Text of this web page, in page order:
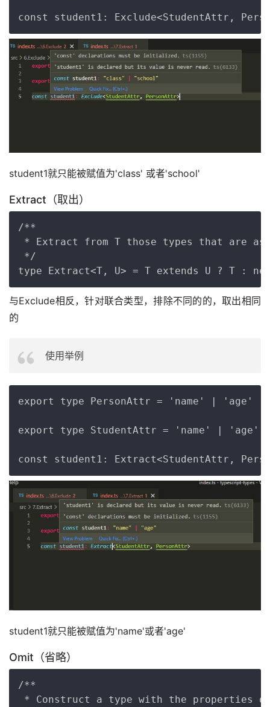
student1就只能被赋值为'class' 或者'school'
Extract（取出）
/**
* Extract from T those types that are
*/
与Exclude相反，针对联合类型，排除不同的的，取出相同
的
使用举例
export type PersonAttr = 'name' | 'age'
export type StudentAttr = 'name' |
Copy
student1就只能被赋值为'name'或者'age'
Omit（省略）
/**
* Construct a type with the properties